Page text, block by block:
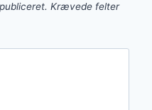
Krævede felter